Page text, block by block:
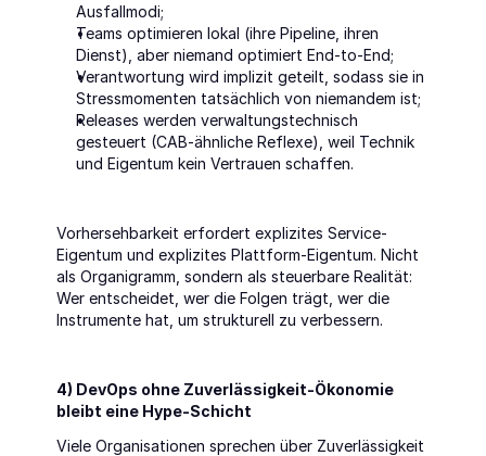
Ausfallmodi;
Teams optimieren lokal (ihre Pipeline, ihren
Dienst), aber niemand optimiert End-to-End;
Verantwortung wird implizit geteilt, sodass sie in
Stressmomenten tatsächlich von niemandem ist;
Releases werden verwaltungstechnisch
gesteuert (CAB-ähnliche Reflexe), weil Technik
und Eigentum kein Vertrauen schaffen.
Vorhersehbarkeit erfordert explizites Service-
Eigentum und explizites Plattform-Eigentum. Nicht
als Organigramm, sondern als steuerbare Realität:
Wer entscheidet, wer die Folgen trägt, wer die
Instrumente hat, um strukturell zu verbessern.
4) DevOps ohne Zuverlässigkeit-Ökonomie
bleibt eine Hype-Schicht
Viele Organisationen sprechen über Zuverlässigkeit